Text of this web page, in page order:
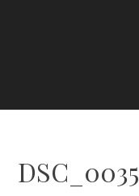
DSC_0035